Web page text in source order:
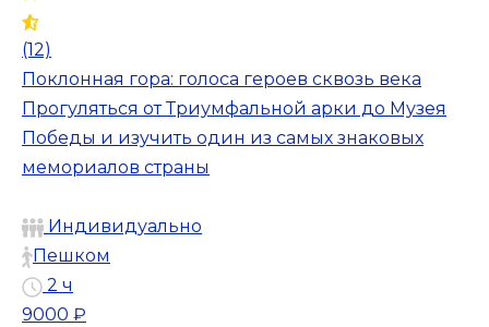
(12)
Поклонная гора: голоса героев сквозь века
Прогуляться от Триумфальной арки до Музея
Победы и изучить один из самых знаковых
мемориалов страны
Индивидуально
Пешком
2 ч
9000 ₽